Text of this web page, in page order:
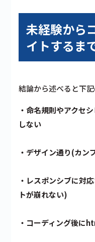
未経験から
イトするま
結論から述べると下記
・命名規則やアクセ
しない
・デザイン通り(カン
・レスポンシブに対
トが崩れない)
・コーディング後に